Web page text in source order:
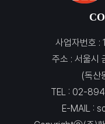
사업자번호 :
주소 : 서울시
(독산
TEL : 02-
E-MAIL :